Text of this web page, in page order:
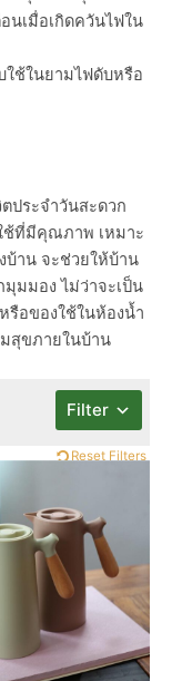
นเมื่อเกิดควันไฟใน
ใช้ในยามไฟดับหรือ
ประจำวันสะดวก
ช้ที่มีคุณภาพ เหมาะ
บ้าน จะช่วยให้บ้าน
มมอง ไม่ว่าจะเป็น
รือของใช้ในห้องน้ำ
สุขภายในบ้าน
Filter
Reset Filters